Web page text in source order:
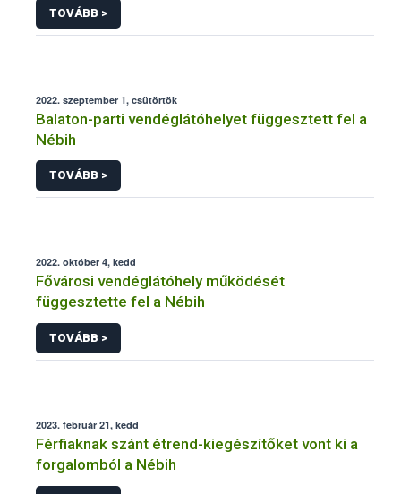
TOVÁBB >
2022. szeptember 1, csütörtök
Balaton-parti vendéglátóhelyet függesztett fel a
Nébih
TOVÁBB >
2022. október 4, kedd
Fővárosi vendéglátóhely működését
függesztette fel a Nébih
TOVÁBB >
2023. február 21, kedd
Férfiaknak szánt étrend-kiegészítőket vont ki a
forgalomból a Nébih